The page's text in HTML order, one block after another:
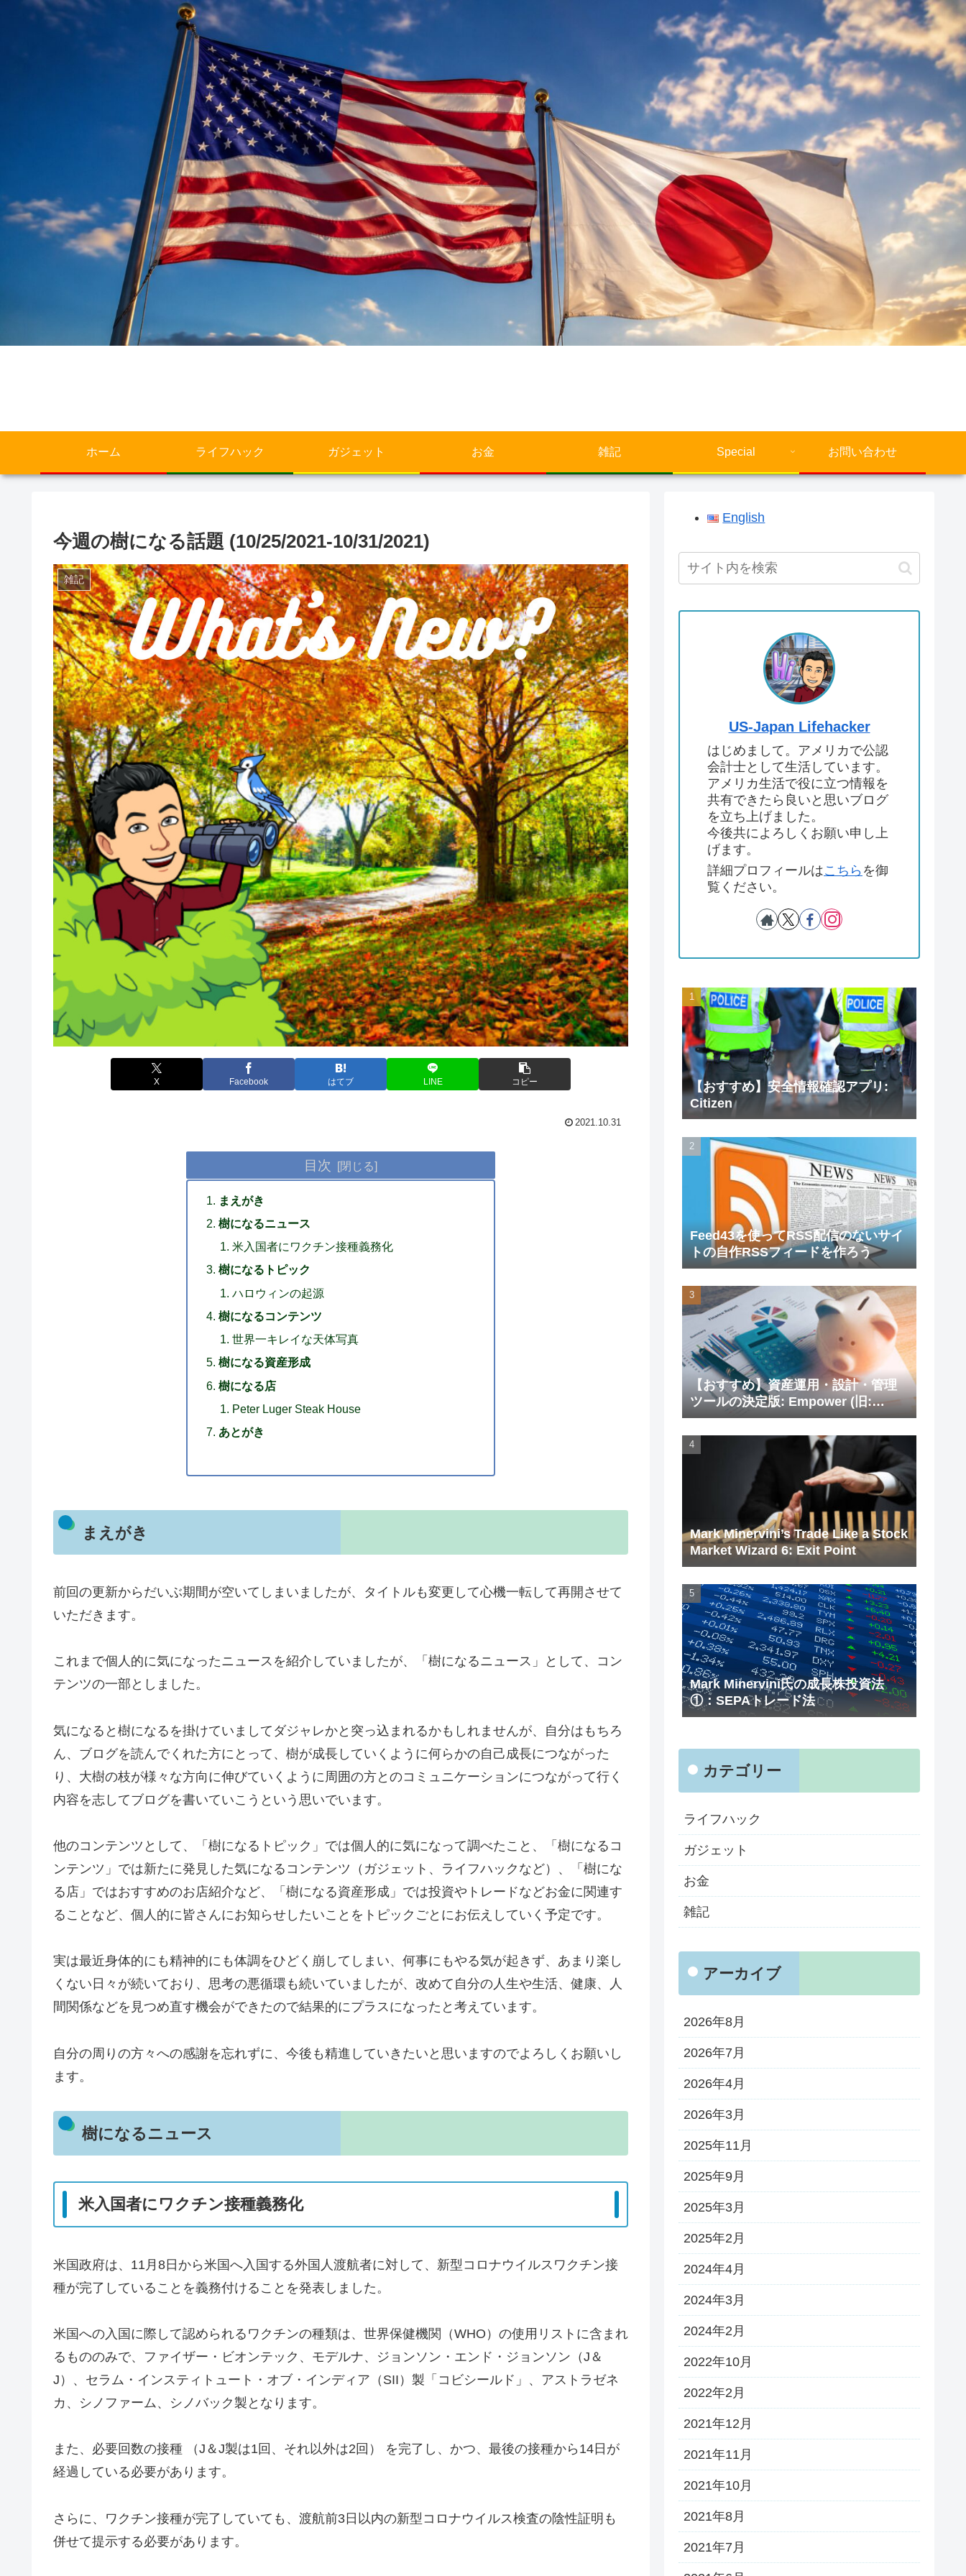
ホーム ライフハック ガジェット お金 雑記 Special お問い合わせ
今週の樹になる話題 (10/25/2021-10/31/2021)
雑記
X Facebook はてブ LINE コピー
2021.10.31
目次
まえがき
樹になるニュース
米入国者にワクチン接種義務化
樹になるトピック
ハロウィンの起源
樹になるコンテンツ
世界一キレイな天体写真
樹になる資産形成
樹になる店
Peter Luger Steak House
あとがき
まえがき
前回の更新からだいぶ期間が空いてしまいましたが、タイトルも変更して心機一転して再開させて
いただきます。
これまで個人的に気になったニュースを紹介していましたが、「樹になるニュース」として、コン
テンツの一部としました。
気になると樹になるを掛けていましてダジャレかと突っ込まれるかもしれませんが、自分はもちろ
ん、ブログを読んでくれた方にとって、樹が成長していくように何らかの自己成長につながった
り、大樹の枝が様々な方向に伸びていくように周囲の方とのコミュニケーションにつながって行く
内容を志してブログを書いていこうという思いでいます。
他のコンテンツとして、「樹になるトピック」では個人的に気になって調べたこと、「樹になるコ
ンテンツ」では新たに発見した気になるコンテンツ（ガジェット、ライフハックなど）、「樹にな
る店」ではおすすめのお店紹介など、「樹になる資産形成」では投資やトレードなどお金に関連す
ることなど、個人的に皆さんにお知らせしたいことをトピックごとにお伝えしていく予定です。
実は最近身体的にも精神的にも体調をひどく崩してしまい、何事にもやる気が起きず、あまり楽し
くない日々が続いており、思考の悪循環も続いていましたが、改めて自分の人生や生活、健康、人
間関係などを見つめ直す機会ができたので結果的にプラスになったと考えています。
自分の周りの方々への感謝を忘れずに、今後も精進していきたいと思いますのでよろしくお願いし
ます。
樹になるニュース
米入国者にワクチン接種義務化
米国政府は、11月8日から米国へ入国する外国人渡航者に対して、新型コロナウイルスワクチン接
種が完了していることを義務付けることを発表しました。
米国への入国に際して認められるワクチンの種類は、世界保健機関（WHO）の使用リストに含まれ
るもののみで、ファイザー・ビオンテック、モデルナ、ジョンソン・エンド・ジョンソン（J＆
J）、セラム・インスティトュート・オブ・インディア（SII）製「コビシールド」、アストラゼネ
カ、シノファーム、シノバック製となります。
また、必要回数の接種 （J＆J製は1回、それ以外は2回） を完了し、かつ、最後の接種から14日が
経過している必要があります。
さらに、ワクチン接種が完了していても、渡航前3日以内の新型コロナウイルス検査の陰性証明も
併せて提示する必要があります。
English
US-Japan Lifehacker
はじめまして。アメリカで公認
会計士として生活しています。
アメリカ生活で役に立つ情報を
共有できたら良いと思いブログ
を立ち上げました。
今後共によろしくお願い申し上
げます。
詳細プロフィールはこちら を御
覧ください。
【おすすめ】安全情報確認アプリ:
Citizen
Feed43を使ってRSS配信のないサイ
トの自作RSSフィードを作ろう
【おすすめ】資産運用・設計・管理
ツールの決定版: Empower (旧:
Personal Capital)
Mark Minervini’s Trade Like a Stock
Market Wizard 6: Exit Point
Mark Minervini氏の成長株投資法
①：SEPAトレード法
カテゴリー
ライフハック
ガジェット
お金
雑記
アーカイブ
2026年8月
2026年7月
2026年4月
2026年3月
2025年11月
2025年9月
2025年3月
2025年2月
2024年4月
2024年3月
2024年2月
2022年10月
2022年2月
2021年12月
2021年11月
2021年10月
2021年8月
2021年7月